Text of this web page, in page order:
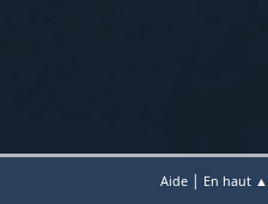
Aide | En haut ▲